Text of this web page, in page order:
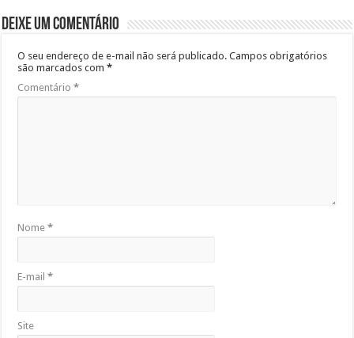
Deixe um comentário
O seu endereço de e-mail não será publicado. Campos obrigatórios
são marcados com*
Comentário*
Nome*
E-mail*
Site